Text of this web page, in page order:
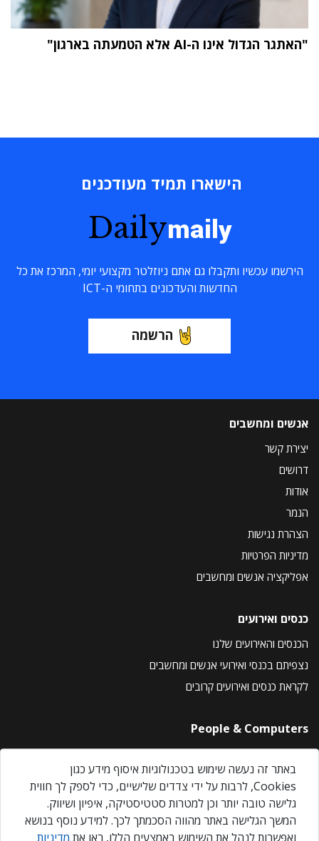
"האתגר הגדול אינו ה-AI אלא הטמעתה בארגון"
הישארו תמיד מעודכנים
Dailymaily
הירשמו עכשיו ותקבלו גם אתם ניוזלטר מקצועי יומי, המרכז את כל
החדשות והעדכונים בתחומי ה-ICT
הרשמה
אנשים ומחשבים
יצירת קשר
דרושים
אודות
הנמר
הצהרת נגישות
מדיניות הפרטיות
אפליקציה אנשים ומחשבים
כנסים ואירועים
הכנסים והאירועים שלנו
נצפיתם בכנסי ואירועי אנשים ומחשבים
לקראת כנסים ואירועים קרובים
People & Computers
About Us
Privacy Policy
Contact Us
Our Events
באתר זה נעשה שימוש בטכנולוגיות איסוף מידע כגון
Cookies, לרבות על ידי צדדים שלישיים, כדי לספק לך חווית
גלישה טובה יותר וכן למטרות סטטיסטיקה, איפיון ושיווק.
המשך הגלישה באתר מהווה הסכמתך לכך. למידע נוסף בנושא
ואפשרות לנהל את השימוש באמצעים הללו, ראו את מדיניות